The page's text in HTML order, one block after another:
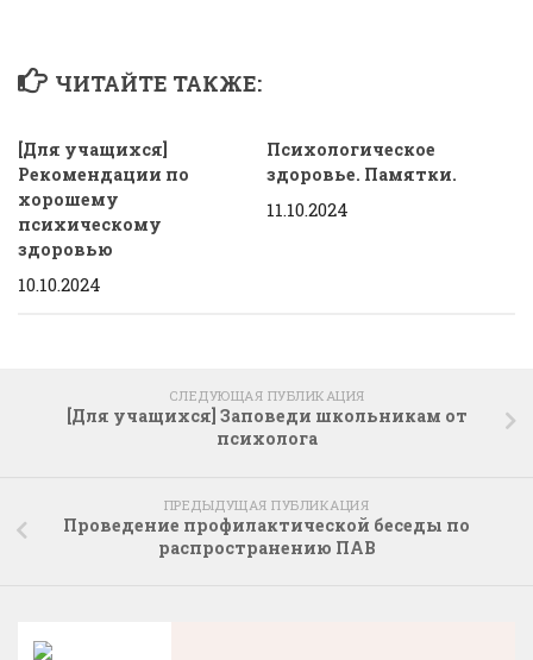
ЧИТАЙТЕ ТАКЖЕ:
[Для учащихся]
Рекомендации по
хорошему
психическому
здоровью
10.10.2024
Психологическое
здоровье. Памятки.
11.10.2024
СЛЕДУЮЩАЯ ПУБЛИКАЦИЯ
[Для учащихся] Заповеди школьникам от
психолога
ПРЕДЫДУЩАЯ ПУБЛИКАЦИЯ
Проведение профилактической беседы по
распространению ПАВ